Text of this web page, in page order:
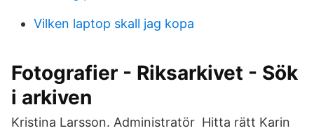
Vilken laptop skall jag kopa
Fotografier - Riksarkivet - Sök
i arkiven
Kristina Larsson. Administratör Hitta rätt Karin